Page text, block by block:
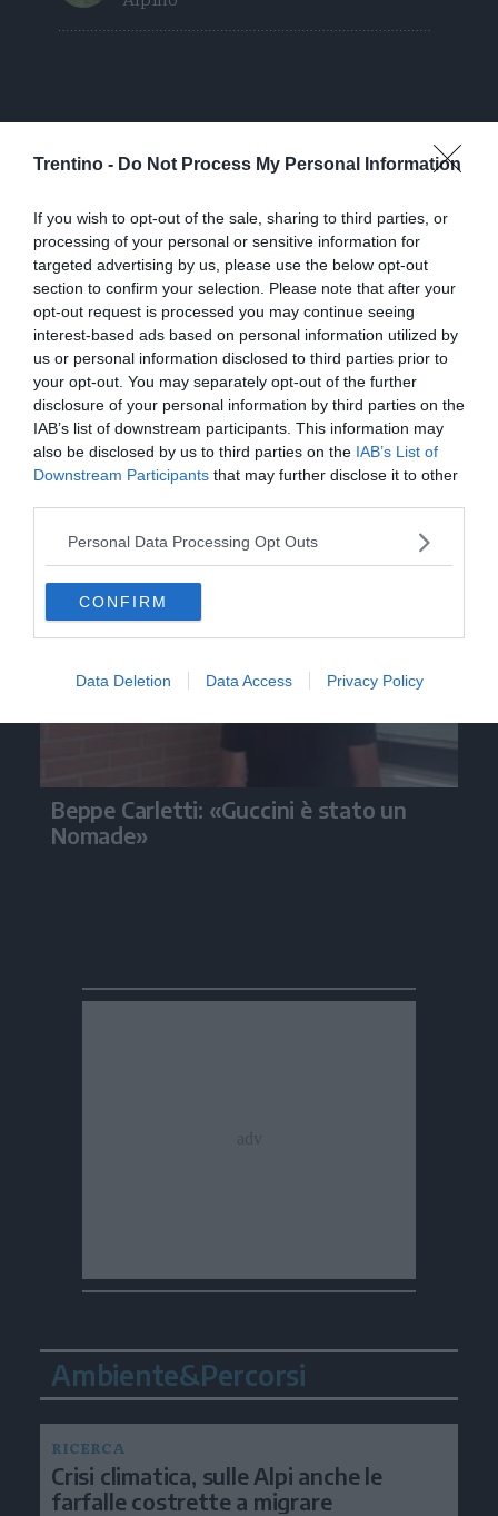
Trentino - Do Not Process My Personal Information
If you wish to opt-out of the sale, sharing to third parties, or
processing of your personal or sensitive information for
targeted advertising by us, please use the below opt-out
section to confirm your selection. Please note that after your
opt-out request is processed you may continue seeing
interest-based ads based on personal information utilized by
us or personal information disclosed to third parties prior to
your opt-out. You may separately opt-out of the further
disclosure of your personal information by third parties on the
IAB’s list of downstream participants. This information may
also be disclosed by us to third parties on the IAB’s List of
Downstream Participants that may further disclose it to other
Personal Data Processing Opt Outs
CONFIRM
Data Deletion Data Access Privacy Policy
Video
Beppe Carletti: «Guccini è stato un
Nomade»
Ambiente&Percorsi
RICERCA
Crisi climatica, sulle Alpi anche le
farfalle costrette a migrare